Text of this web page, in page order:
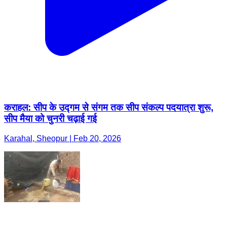
कराहल: सीप के उद्गम से संगम तक सीप संकल्प पदयात्रा शुरू,
सीप मैया को चुनरी चढ़ाई गई
Karahal, Sheopur | Feb 20, 2026